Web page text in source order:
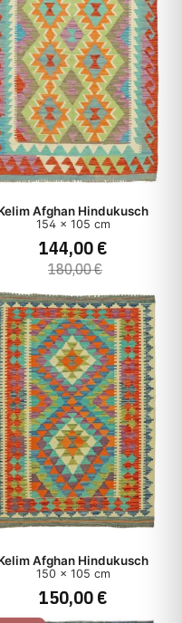
Afghan Hindukusch
154 x 105 cm
144,00 €
180,00 €
Afghan Hindukusch
150 x 105 cm
150,00 €